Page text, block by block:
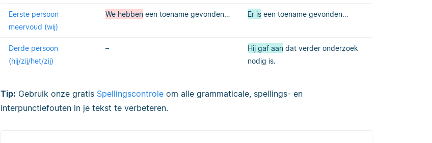
Eerste persoon
meervoud (wij)
We hebben een toename gevonden… Er is een toename gevonden…
Derde persoon
(hij/zij/het/zij)
– Hij gaf aan dat verder onderzoek
nodig is.
Tip: Gebruik onze gratis Spellingscontrole om alle grammaticale, spellings- en
interpunctiefouten in je tekst te verbeteren.